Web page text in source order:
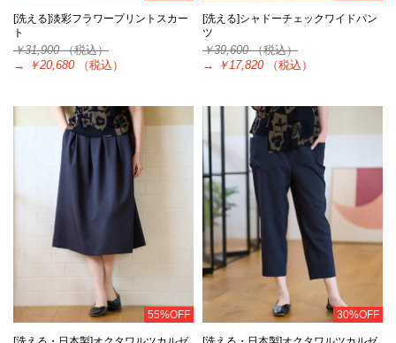
[洗える]淡彩フラワープリントスカー
ト
￥31,900（税込）
→
￥20,680 （税込）
[洗える]シャドーチェックワイドパン
ツ
￥39,600（税込）
→
￥17,820 （税込）
55%OFF 30%OFF